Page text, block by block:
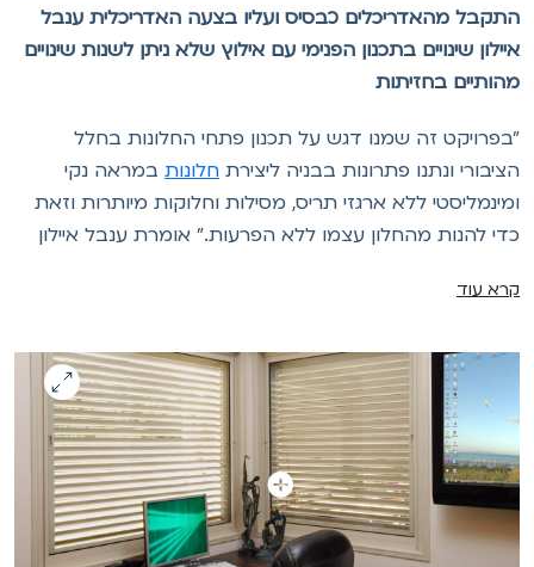
מהאדריכלים כבסיס ועליו בצעה האדריכלית ענבל
שינויים בתכנון הפנימי עם אילוץ שלא ניתן לשנות שינויים
בחזיתות
זה שמנו דגש על תכנון פתחי החלונות בחלל
ונתנו פתרונות בבניה ליצירתחלונותבמראה נקי
ללא ארגזי תריס, מסילות וחלוקות מיותרות וזאת
להנות מהחלון עצמו ללא הפרעות." אומרת ענבל איילון
עוד